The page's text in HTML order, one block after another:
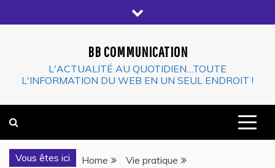
to
BB COMMUNICATION
L'ACTUALITÉ AU QUOTIDIEN…TOUTE
L'INFORMATION DU WEB EN UN SEUL ENDROIT !
Vous êtes ici Home
Vie pratique